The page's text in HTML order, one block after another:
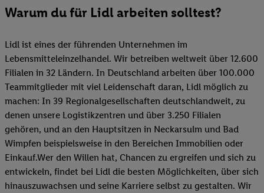
Warum du für Lidl arbeiten solltest?
Lidl ist eines der führenden Unternehmen im
Lebensmitteleinzelhandel. Wir betreiben weltweit über 12.600
Filialen in 32 Ländern. In Deutschland arbeiten über 100.000
Teammitglieder mit viel Leidenschaft daran, Lidl möglich zu
machen: In 39 Regionalgesellschaften deutschlandweit, zu
denen unsere Logistikzentren und über 3.250 Filialen
gehören, und an den Hauptsitzen in Neckarsulm und Bad
Wimpfen beispielsweise in den Bereichen Immobilien oder
Einkauf.Wer den Willen hat, Chancen zu ergreifen und sich zu
entwickeln, findet bei Lidl die besten Möglichkeiten, über sich
hinauszuwachsen und seine Karriere selbst zu gestalten. Wir